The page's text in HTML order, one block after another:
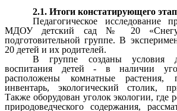
2.1. Итоги констатирующего
Педагогическое исследование
МДОУ детский сад № 20
подготовительной группе. В
20 детей и их родителей.
В группе созданы условия
воспитания детей - в наличии
расположены комнатные растения,
инвентарь, экологический столик,
Также оборудован уголок экологии, где
природоведческого содержания,